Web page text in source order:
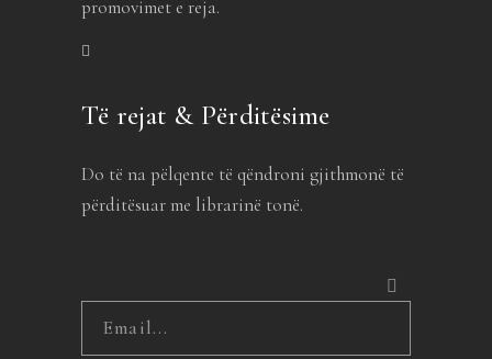
promovimet e reja.
Të rejat & Përditësime
Do të na pëlqente të qëndroni gjithmonë të
përditësuar me librarinë tonë.